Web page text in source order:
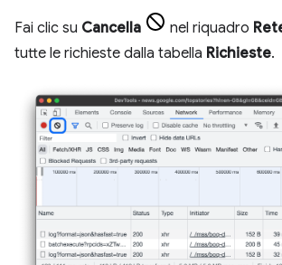
Fai clic su Cancella nel riquadro
tutte le richieste dalla tabella Richieste.